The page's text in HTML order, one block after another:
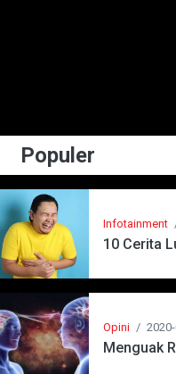
Populer
Infotainment
10 Cerita
Opini /
Menguak